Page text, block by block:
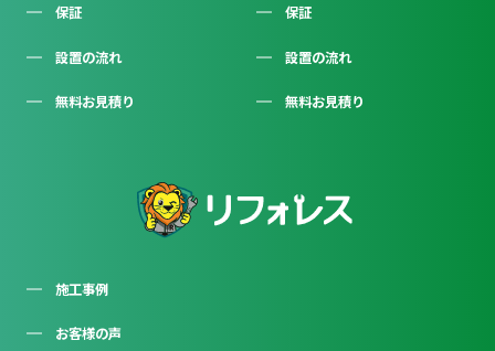
施工事例
お客様の声
保証
設置の流れ
無料お見積り
保証
設置の流れ
無料お見積り